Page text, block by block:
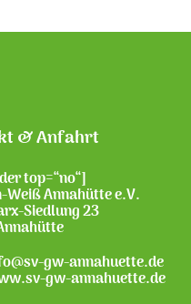
& Anfahrt
top=“no“]
Weiß Annahütte e.V.
Siedlung 23
gw-annahuette.de
gw-annahuette.de